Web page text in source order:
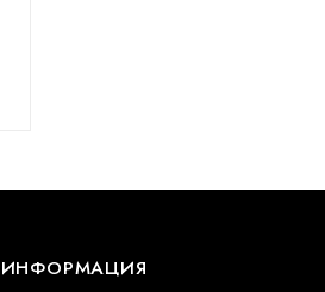
ИНФОРМАЦИЯ